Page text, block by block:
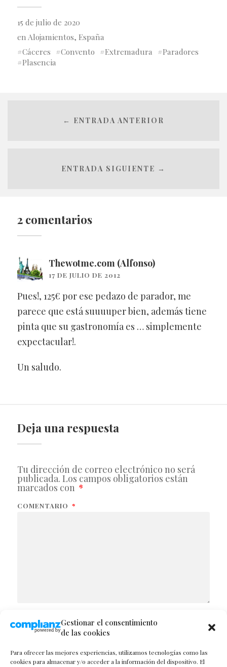
Gestionar el consentimiento
de las cookies
Para ofrecer las mejores experiencias, utilizamos tecnologías como las
cookies para almacenar y/o acceder a la información del dispositivo. El
15 de julio de 2020
en Alojamientos, España
Cáceres
Convento Extremadura
Paradores
Plasencia
← ENTRADA ANTERIOR
ENTRADA SIGUIENTE →
2 comentarios
Thewotme.com (Alfonso)
17 DE JULIO DE 2012
Pues!, 125€ por ese pedazo de parador, me
parece que está suuuuper bien, además tiene
pinta que su gastronomía es … simplemente
expectacular!.
Un saludo.
Deja una respuesta
Tu dirección de correo electrónico no será
publicada. Los campos obligatorios están
marcados con *
COMENTARIO *
NOMBRE